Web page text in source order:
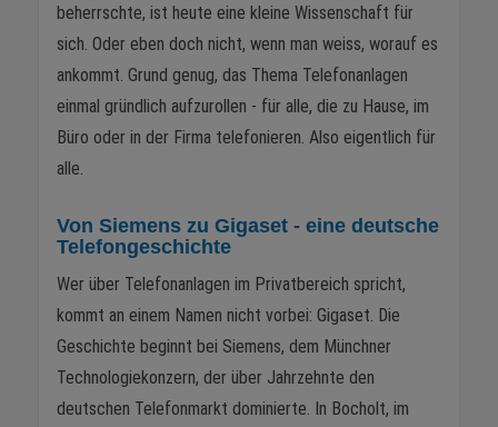
beherrschte, ist heute eine kleine Wissenschaft für
sich. Oder eben doch nicht, wenn man weiss, worauf es
ankommt. Grund genug, das Thema Telefonanlagen
einmal gründlich aufzurollen - für alle, die zu Hause, im
Büro oder in der Firma telefonieren. Also eigentlich für
alle.
Von Siemens zu Gigaset - eine deutsche
Telefongeschichte
Wer über Telefonanlagen im Privatbereich spricht,
kommt an einem Namen nicht vorbei: Gigaset. Die
Geschichte beginnt bei Siemens, dem Münchner
Technologiekonzern, der über Jahrzehnte den
deutschen Telefonmarkt dominierte. In Bocholt, im